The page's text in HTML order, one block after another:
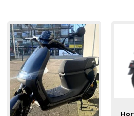
prijs:
hoog
naar
laag